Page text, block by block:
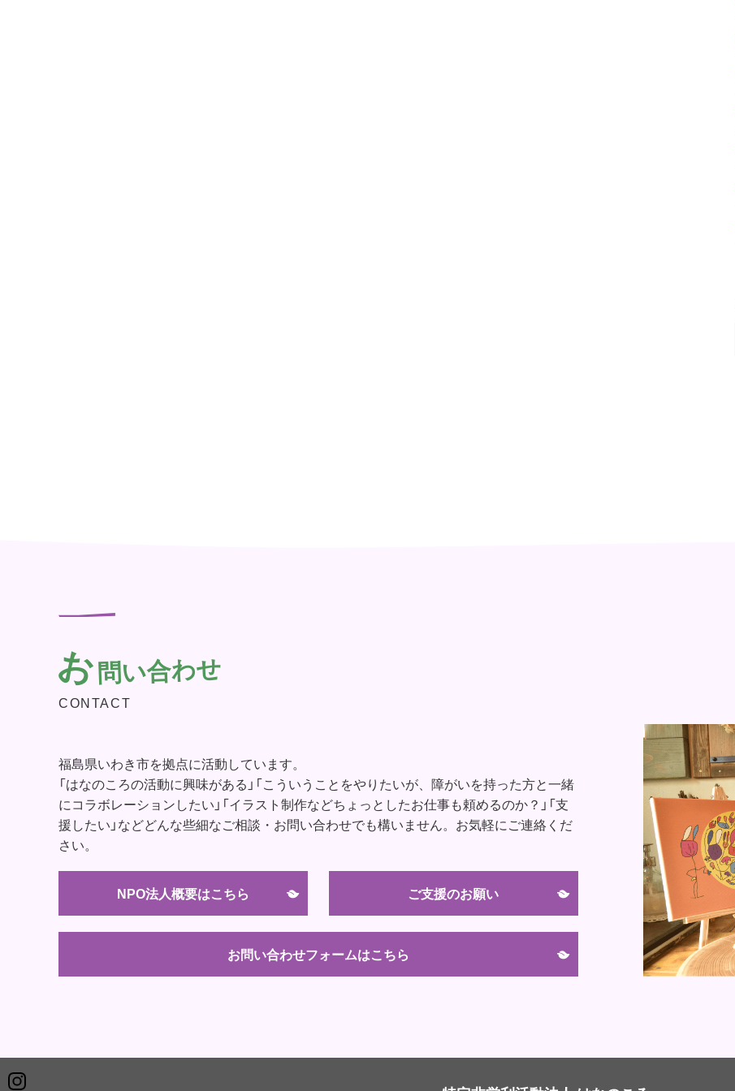
お問い合わせ
CONTACT
福島県いわき市を拠点に活動しています。
「はなのころの活動に興味がある」「こういうことをやりたいが、障がいを持った方と一緒
にコラボレーションしたい」「イラスト制作などちょっとしたお仕事も頼めるのか？」「支
援したい」などどんな些細なご相談・お問い合わせでも構いません。お気軽にご連絡くだ
さい。
NPO法人概要はこちら ご支援のお願い
お問い合わせフォームはこちら